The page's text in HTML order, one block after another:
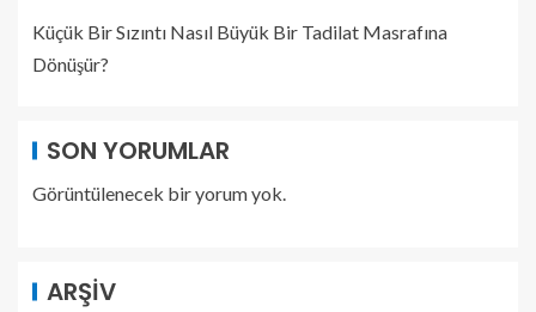
Küçük Bir Sızıntı Nasıl Büyük Bir Tadilat Masrafına
Dönüşür?
SON YORUMLAR
Görüntülenecek bir yorum yok.
ARŞIV